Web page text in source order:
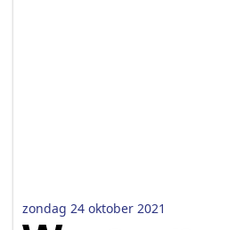
zondag 24 oktober 2021